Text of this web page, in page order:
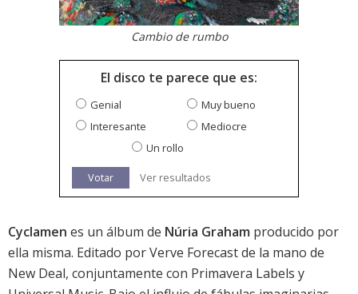
Cambio de rumbo
El disco te parece que es:
Genial
Muy bueno
Interesante
Mediocre
Un rollo
Votar Ver resultados
Cyclamen es un álbum de Núria Graham producido por
ella misma. Editado por Verve Forecast de la mano de
New Deal, conjuntamente con Primavera Labels y